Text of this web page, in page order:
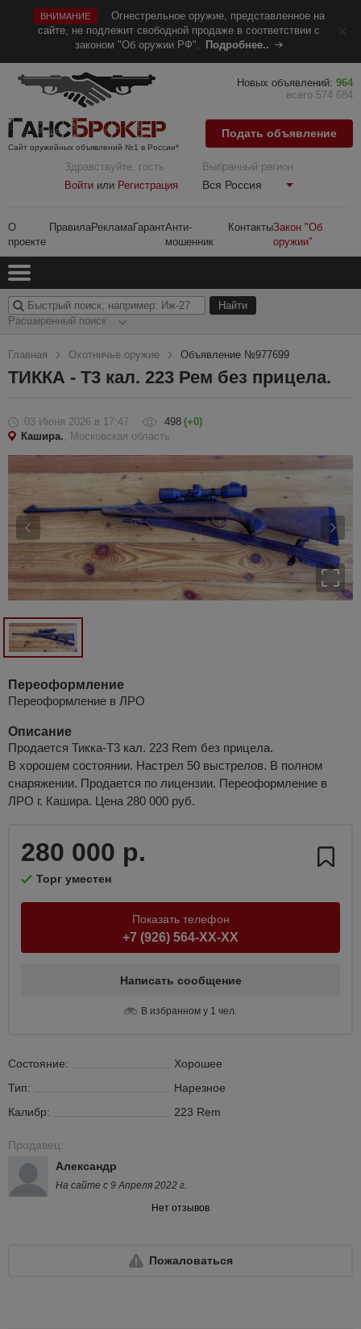
ВНИМАНИЕ
Огнестрельное оружие, представленное на
сайте, не подлежит свободной продаже в соответствии с
законом "Об оружии РФ".
Подробнее..
Сайт оружейных объявлений №1 в России*
Здравствуйте, гость
Войти или Регистрация
Выбранный регион
Вся Россия
О
проекте
ПравилаРекламаГарантАнти-
мошенник
КонтактыЗакон "Об
оружии"
Новых объявлений: 964
всего 574 684
Подать объявление
Расширенный поиск
Главная Охотничье оружие Объявление №977699
ТИККА - Т3 кал. 223 Рем без прицела.
03 Июня 2026 в 17:47 498 (+0)
Кашира., Московская область
Переоформление
Переоформление в ЛРО
Описание
Продается Тикка-Т3 кал. 223 Rem без прицела.
В хорошем состоянии. Настрел 50 выстрелов. В полном
снаряжении. Продается по лицензии. Переоформление в
ЛРО г. Кашира. Цена 280 000 руб.
280 000 р.
Торг уместен
Показать телефон
+7 (926) 564-XX-XX
Написать сообщение
В избранном у 1 чел.
Состояние:
Хорошее
Тип:
Нарезное
Калибр:
223 Rem
Продавец:
Александр
На сайте с 9 Апреля 2022 г.
Нет отзывов
Пожаловаться